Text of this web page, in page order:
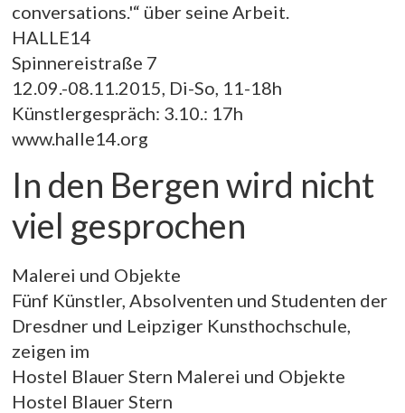
conversations.'“ über seine Arbeit.
HALLE14
Spinnereistraße 7
12.09.-08.11.2015, Di-So, 11-18h
Künstlergespräch: 3.10.: 17h
www.halle14.org
In den Bergen wird nicht
viel gesprochen
Malerei und Objekte
Fünf Künstler, Absolventen und Studenten der
Dresdner und Leipziger Kunsthochschule,
zeigen im
Hostel Blauer Stern Malerei und Objekte
Hostel Blauer Stern